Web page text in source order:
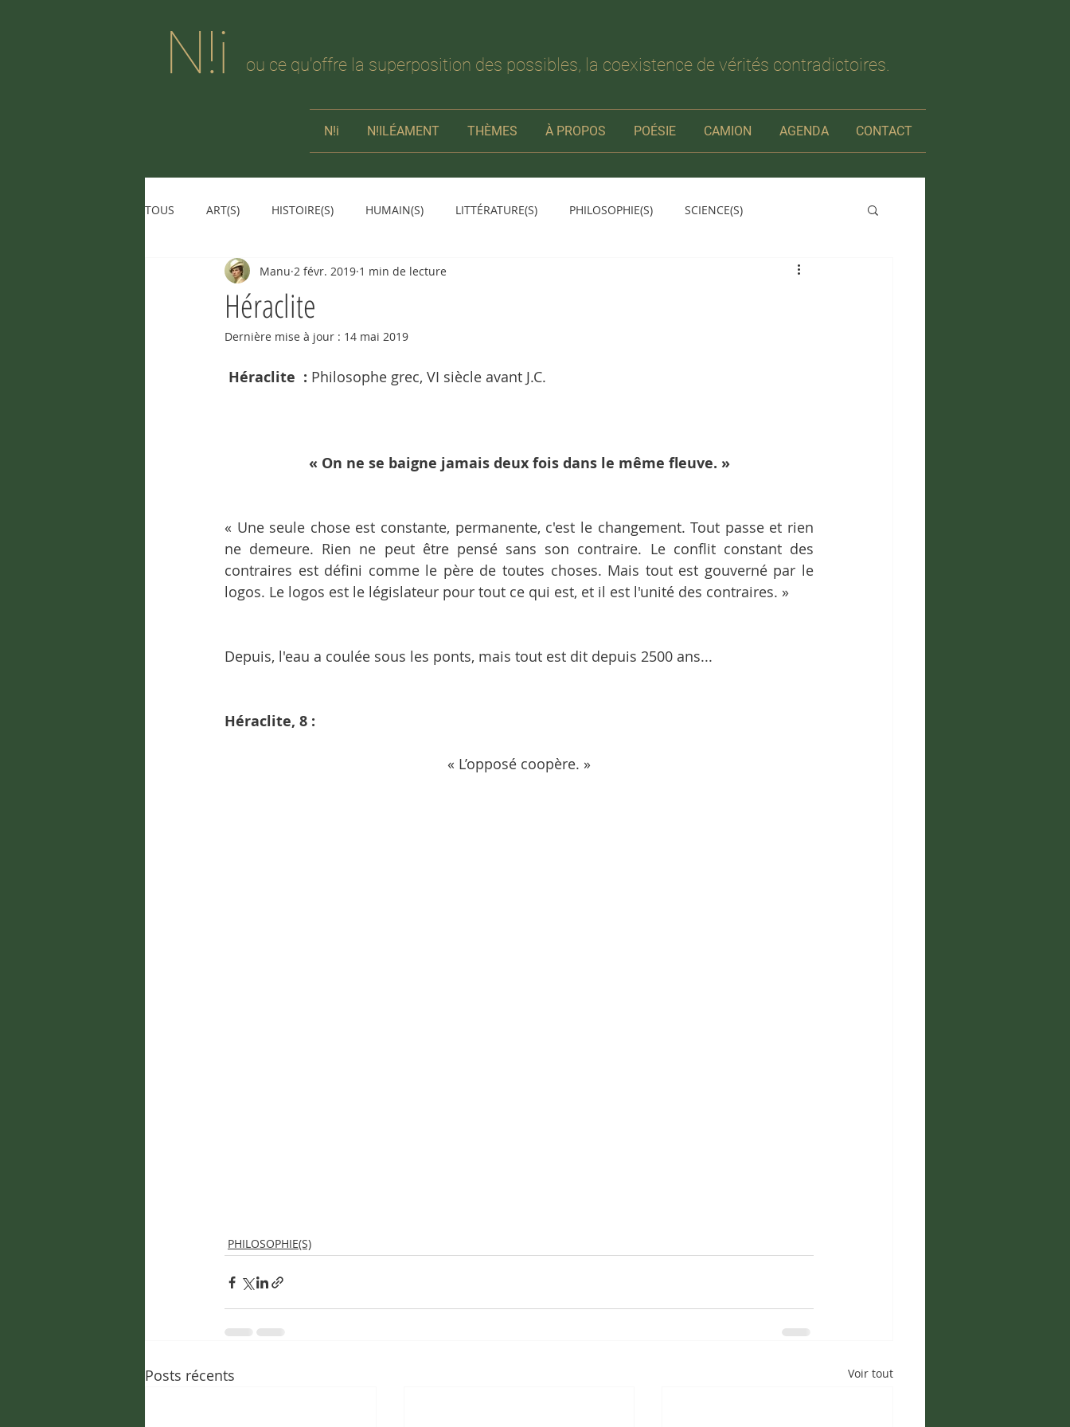
N!i ou ce qu'offre la superposition des possibles, la coexistence de vérités contradictoires.
N!i N!ILÉAMENT THÈMES À PROPOS POÉSIE CAMION AGENDA CONTACT
TOUS ART(S) HISTOIRE(S) HUMAIN(S) LITTÉRATURE(S) PHILOSOPHIE(S) SCIENCE(S)
Héraclite
Manu 2 févr. 2019 1 min de lecture
Dernière mise à jour : 14 mai 2019
Héraclite  : Philosophe grec, VI siècle avant J.C.
« On ne se baigne jamais deux fois dans le même fleuve. »
« Une seule chose est constante, permanente, c'est le changement. Tout passe et rien
ne demeure. Rien ne peut être pensé sans son contraire. Le conflit constant des
contraires est défini comme le père de toutes choses. Mais tout est gouverné par le
logos. Le logos est le législateur pour tout ce qui est, et il est l'unité des contraires. »
Depuis, l'eau a coulée sous les ponts, mais tout est dit depuis 2500 ans...
Héraclite, 8 :
« L’opposé coopère. »
PHILOSOPHIE(S)
Posts récents Voir tout